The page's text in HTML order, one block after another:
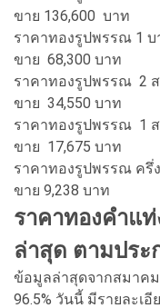
ขาย 136,600 บาท
ราคาทองรูปพรรณ 1 บ
ขาย 68,300 บาท
ราคาทองรูปพรรณ 2 ส
ขาย 34,550 บาท
ราคาทองรูปพรรณ 1 ส
ขาย 17,675 บาท
ราคาทองรูปพรรณ ครึ่
ขาย 9,238 บาท
ราคาทองคำแ
ล่าสุด ตามปร
ข้อมูลล่าสุดจากสมาค
96.5% วันนี้ มีรายละเอี